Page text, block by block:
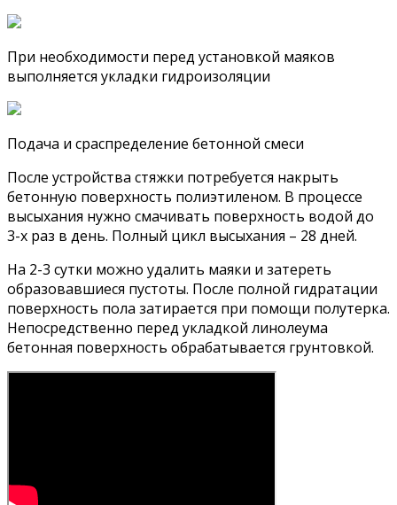
При необходимости перед установкой маяков
выполняется укладки гидроизоляции
Подача и сраспределение бетонной смеси
После устройства стяжки потребуется накрыть
бетонную поверхность полиэтиленом. В процессе
высыхания нужно смачивать поверхность водой до
3-х раз в день. Полный цикл высыхания – 28 дней.
На 2-3 сутки можно удалить маяки и затереть
образовавшиеся пустоты. После полной гидратации
поверхность пола затирается при помощи полутерка.
Непосредственно перед укладкой линолеума
бетонная поверхность обрабатывается грунтовкой.